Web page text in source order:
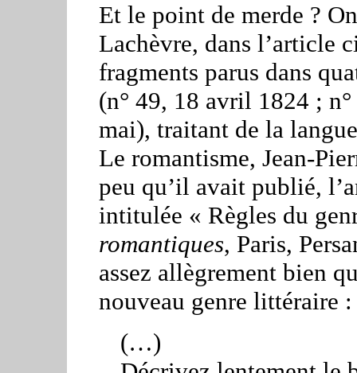
Et le point de merde ?
Lachèvre, dans l’article
fragments parus dans
(n° 49, 18 avril 1824 ;
mai), traitant de la
Le romantisme, Jean-
peu qu’il avait publié,
intitulée « Règles du
romantiques, Paris,
assez allègrement bien
nouveau genre littéraire :
(…)